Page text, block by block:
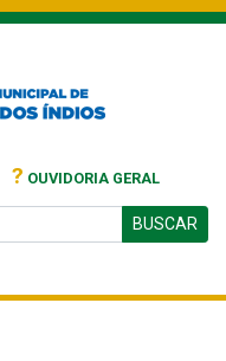
? OUVIDORIA GERAL
BUSCAR